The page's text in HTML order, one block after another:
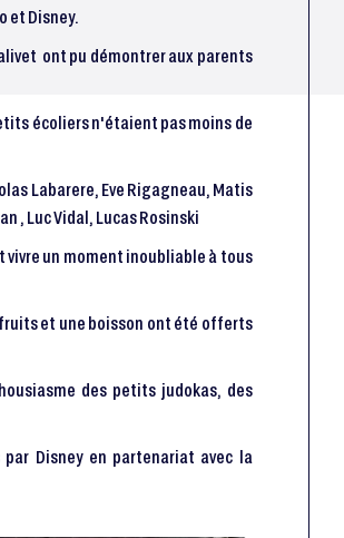
et Disney.
ont pu démontrer aux parents
écoliers n'étaient pas moins de
Labarere, Eve Rigagneau, Matis
, Luc Vidal, Lucas Rosinski
vivre un moment inoubliable à tous
et une boisson ont été offerts
des petits judokas, des
Disney en partenariat avec la